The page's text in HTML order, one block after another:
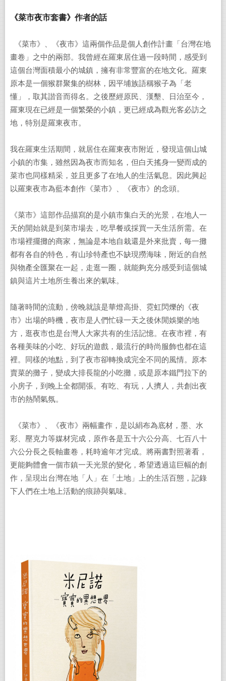
《菜市夜市套書》作者的話
《菜市》、《夜市》這兩個作品是個人創作計畫「台灣在地
畫卷」之中的兩部。我曾經在羅東居住過一段時間，感受到
這個台灣面積最小的城鎮，擁有非常豐富的在地文化。羅東
原本是一個猴群聚集的樹林，因平埔族語稱猴子為「老
懂」，取其諧音而得名。之後歷經原民、漢墾、日治至今，
羅東現在已經是一個繁榮的小鎮，更已經成為觀光客必訪之
地，特別是羅東夜市。
我在羅東生活期間，就居住在羅東夜市附近，發現這個山城
小鎮的市集，雖然因為夜市而知名，但白天搖身一變而成的
菜市也同樣精采，並且更多了在地人的生活氣息。因此興起
以羅東夜市為藍本創作《菜市》、《夜市》的念頭。
《菜市》這部作品描寫的是小鎮市集白天的光景，在地人一
天的開始就是到菜市場去，吃早餐或採買一天生活所需。在
市場裡擺攤的商家，無論是本地自栽還是外來批賣，每一攤
都有各自的特色，有山珍特產也不缺現撈海味，附近的自然
與物產全匯聚在一起，走逛一圈，就能夠充分感受到這個城
鎮與這片土地所生養出來的氣味。
隨著時間的流動，傍晚就該是華燈高掛、霓虹閃爍的《夜
市》出場的時機，夜市是人們忙碌一天之後休閒娛樂的地
方，逛夜市也是台灣人大家共有的生活記憶。在夜市裡，有
各種美味的小吃、好玩的遊戲，最流行的時尚服飾也都在這
裡。同樣的地點，到了夜市卻轉換成完全不同的風情。原本
賣菜的攤子，變成大排長龍的小吃攤，或是原本鐵門拉下的
小房子，到晚上全都開張。有吃、有玩，人擠人，共創出夜
市的熱鬧氣氛。
《菜市》、《夜市》兩幅畫作，是以絹布為底材，墨、水
彩、壓克力等媒材完成，原作各是五十六公分高、七百八十
六公分長之長軸畫卷，耗時逾年才完成。將兩書對照著看，
更能夠體會一個市鎮一天光景的變化，希望透過這巨幅的創
作，呈現出台灣在地「人」在「土地」上的生活百態，記錄
下人們在土地上活動的痕跡與氣味。